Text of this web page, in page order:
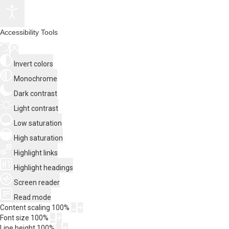
Accessibility Tools
Invert colors
Monochrome
Dark contrast
Light contrast
Low saturation
High saturation
Highlight links
Highlight headings
Screen reader
Read mode
Content scaling 100%
Font size 100%